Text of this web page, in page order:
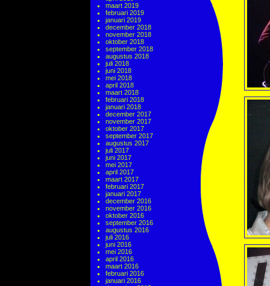
maart 2019
februari 2019
januari 2019
december 2018
november 2018
oktober 2018
september 2018
augustus 2018
juli 2018
juni 2018
mei 2018
april 2018
maart 2018
februari 2018
januari 2018
december 2017
november 2017
oktober 2017
september 2017
augustus 2017
juli 2017
juni 2017
mei 2017
april 2017
maart 2017
februari 2017
januari 2017
december 2016
november 2016
oktober 2016
september 2016
augustus 2016
juli 2016
juni 2016
mei 2016
april 2016
maart 2016
februari 2016
januari 2016